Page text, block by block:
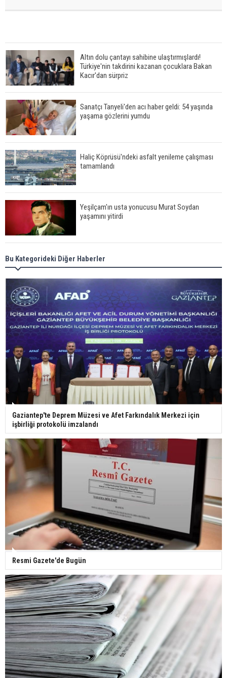
Altın dolu çantayı sahibine ulaştırmışlardı!
Türkiye'nin takdirini kazanan çocuklara Bakan
Kacır'dan sürpriz
Sanatçı Tanyeli'den acı haber geldi: 54 yaşında
yaşama gözlerini yumdu
Haliç Köprüsü'ndeki asfalt yenileme çalışması
tamamlandı
Yeşilçam'ın usta yonucusu Murat Soydan
yaşamını yitirdi
Meral Akşener ile Müsavat Dervişoğlu cenazede
görüntülendi
29 Mayıs okullar tatil mi?
Bilim kurgu gerçekleşiyor... Dondurulmuş
insanları hayata döndürecek keşif
Ünlü türkücü Mahmut Tuncer estetik operasyon
geçirdi: Son hali gündem oldu
Yerli turist 229,7 milyar lira seyahat harcaması
yaptı
Gazze'deki Sağlık Bakanlığı duyurdu: Vahşetin
pençesinde 2 salgın vaka tespit edildi
Bu Kategorideki Diğer Haberler
Gaziantep'te Deprem Müzesi ve Afet Farkındalık Merkezi için
işbirliği protokolü imzalandı
Resmi Gazete'de Bugün